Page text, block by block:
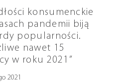
konsumenckie
pandemii biją
popularności.
nawet 15
w roku 2021”
2021